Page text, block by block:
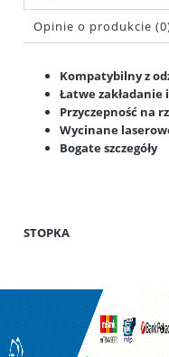
Opinie o produkcie
Kompatybilny z
Łatwe zakładanie
Przyczepność na
Wycinane
Bogate szczegóły
STOPKA